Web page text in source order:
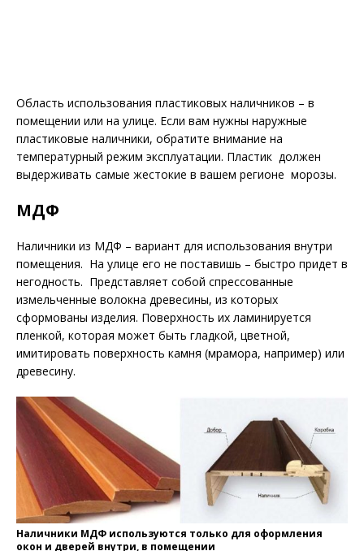
Область использования пластиковых наличников – в
помещении или на улице. Если вам нужны наружные
пластиковые наличники, обратите внимание на
температурный режим эксплуатации. Пластик должен
выдерживать самые жестокие в вашем регионе морозы.
МДФ
Наличники из МДФ – вариант для использования внутри
помещения. На улице его не поставишь – быстро придет в
негодность. Представляет собой спрессованные
измельченные волокна древесины, из которых
сформованы изделия. Поверхность их ламинируется
пленкой, которая может быть гладкой, цветной,
имитировать поверхность камня (мрамора, например) или
древесину.
Наличники МДФ используются только для оформления
окон и дверей внутри, в помещении